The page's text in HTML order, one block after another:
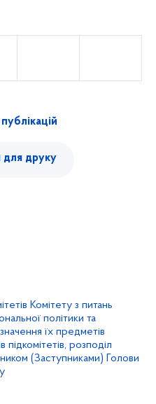
для друку
Комітету з питань
політики та
їх предметів
підкомітетів, розподіл
(Заступниками) Голови